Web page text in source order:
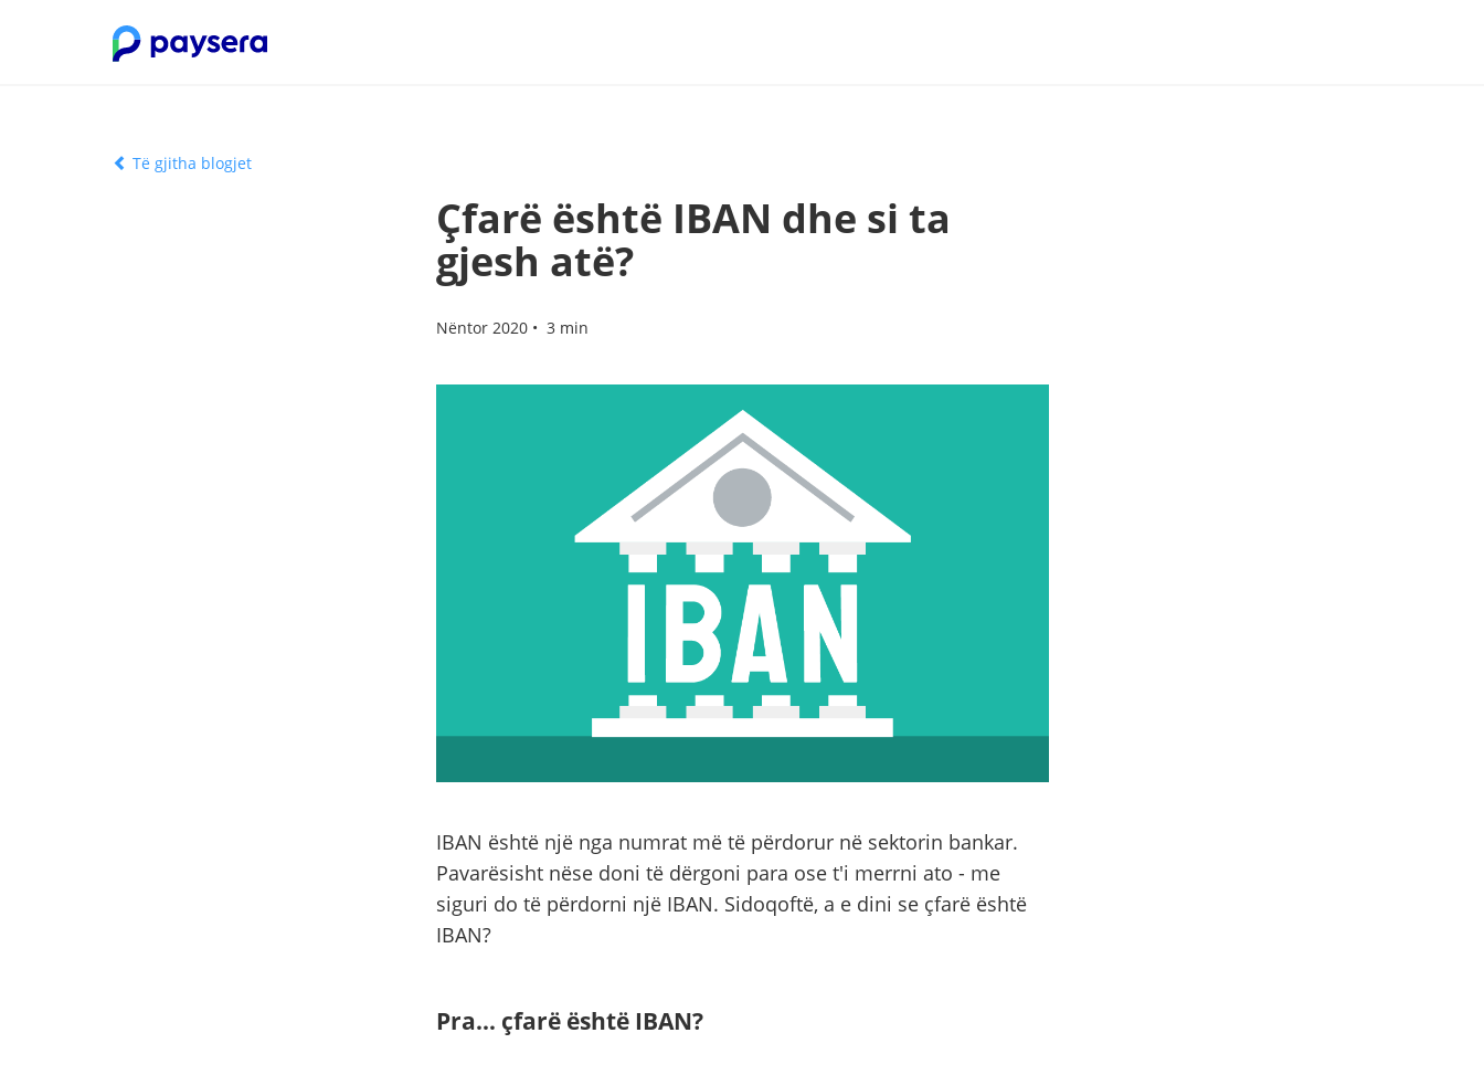
Të gjitha blogjet
Çfarë është IBAN dhe si ta
gjesh atë?
Nëntor 2020 • 3 min
IBAN është një nga numrat më të përdorur në sektorin bankar.
Pavarësisht nëse doni të dërgoni para ose t'i merrni ato - me
siguri do të përdorni një IBAN. Sidoqoftë, a e dini se çfarë është
IBAN?
Pra… çfarë është IBAN?